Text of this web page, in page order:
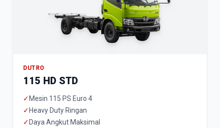
DUTRO
115 HD STD
✓ Mesin 115 PS Euro 4
✓ Heavy Duty Ringan
✓ Daya Angkut Maksimal